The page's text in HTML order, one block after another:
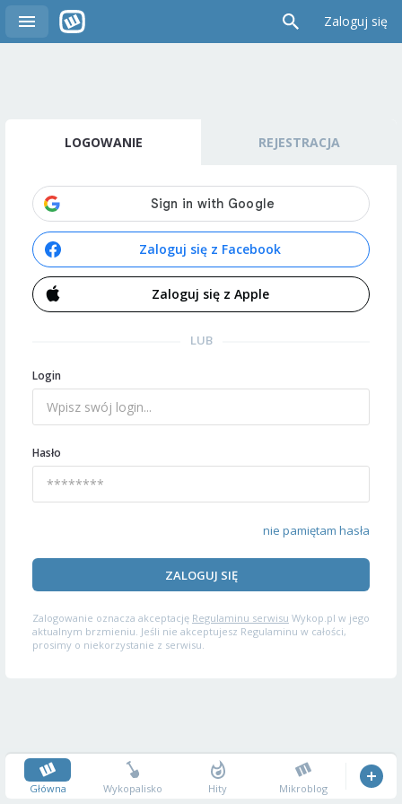
Zaloguj się
LOGOWANIE REJESTRACJA
Zaloguj się z Facebook
Zaloguj się z Apple
LUB
Login
Hasło
nie pamiętam hasła
ZALOGUJ SIĘ
Zalogowanie oznacza akceptację Regulaminu serwisu Wykop.pl w jego
aktualnym brzmieniu. Jeśli nie akceptujesz Regulaminu w całości,
prosimy o niekorzystanie z serwisu.
Główna Wykopalisko Hity Mikroblog